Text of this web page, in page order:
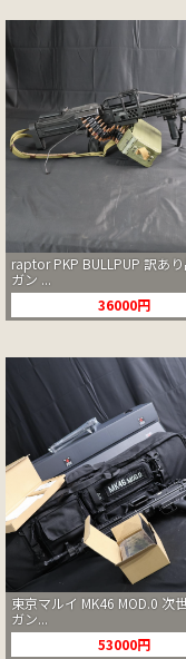
raptor PKP BULLPUP 訳あ
ガン ...
36000円
東京マルイ MK46 MOD.0 次
ガン...
53000円